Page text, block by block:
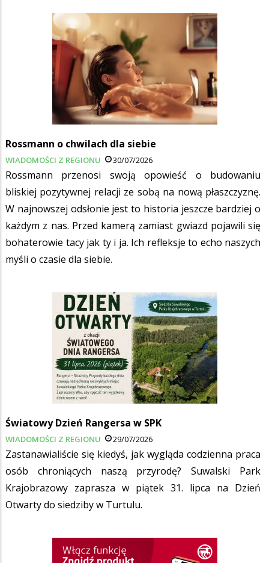
Rossmann o chwilach dla siebie
WIADOMOŚCI Z REGIONU 30/07/2026
Rossmann przenosi swoją opowieść o budowaniu
bliskiej pozytywnej relacji ze sobą na nową płaszczyznę.
W najnowszej odsłonie jest to historia jeszcze bardziej o
każdym z nas. Przed kamerą zamiast gwiazd pojawili się
bohaterowie tacy jak ty i ja. Ich refleksje to echo naszych
myśli o czasie dla siebie.
Światowy Dzień Rangersa w SPK
WIADOMOŚCI Z REGIONU 29/07/2026
Zastanawialiście się kiedyś, jak wygląda codzienna praca
osób chroniących naszą przyrodę? Suwalski Park
Krajobrazowy zaprasza w piątek 31. lipca na Dzień
Otwarty do siedziby w Turtulu.